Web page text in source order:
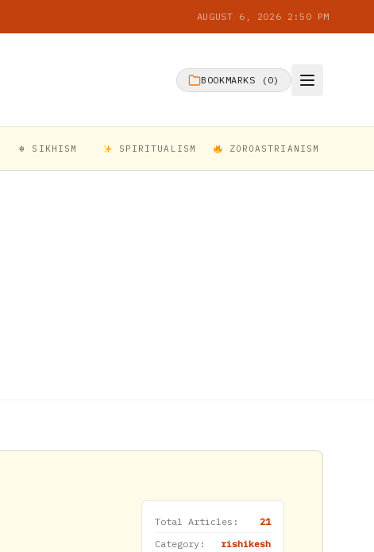
AUGUST 6, 2026 2:50 PM
BOOKMARKS ( 0)
☬ SIKHISM SPIRITUALISM ZOROASTRIANISM
Total Articles:
21
Category:
rishikesh